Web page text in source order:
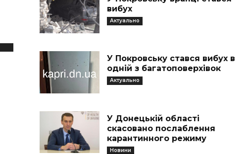
вибух
Актуально
У Покровську стався вибух в
одній з багатоповерхівок
Актуально
У Донецькій області
скасовано послаблення
карантинного режиму
Новини